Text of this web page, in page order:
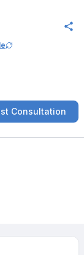
Consultation